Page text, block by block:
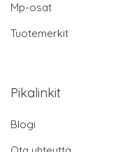
Mp-osat
Tuotemerkit
Pikalinkit
Blogi